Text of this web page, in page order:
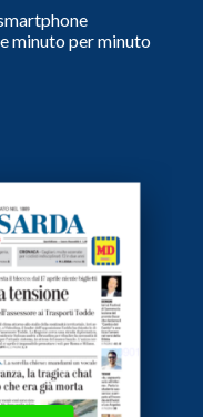
minuto per minuto